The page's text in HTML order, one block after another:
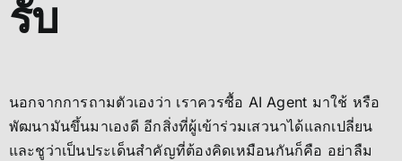
รับ
นอกจากการถามตัวเองว่า เราควรซื้อ AI Agent มาใช้ หรือ
พัฒนามันขึ้นมาเองดี อีกสิ่งที่ผู้เข้าร่วมเสวนาได้แลกเปลี่ยน
และชูว่าเป็นประเด็นสำคัญที่ต้องคิดเหมือนกันก็คือ อย่าลืม